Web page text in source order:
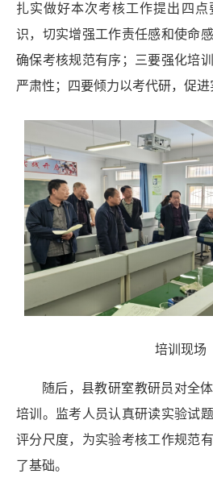
扎实做好本次考核工作提出四点
识，切实增强工作责任感和使命
确保考核规范有序；三要强化培
严肃性；四要倾力以考代研，促进
培训现场
随后，县教研室教研员对全
培训。监考人员认真研读实验试
评分尺度，为实验考核工作规范
了基础。